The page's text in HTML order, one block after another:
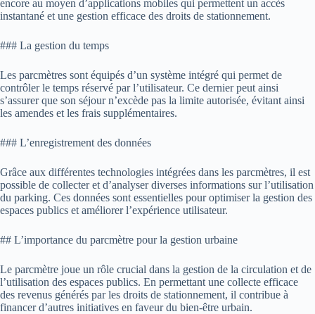
encore au moyen d’applications mobiles qui permettent un accès
instantané et une gestion efficace des droits de stationnement.
### La gestion du temps
Les parcmètres sont équipés d’un système intégré qui permet de
contrôler le temps réservé par l’utilisateur. Ce dernier peut ainsi
s’assurer que son séjour n’excède pas la limite autorisée, évitant ainsi
les amendes et les frais supplémentaires.
### L’enregistrement des données
Grâce aux différentes technologies intégrées dans les parcmètres, il est
possible de collecter et d’analyser diverses informations sur l’utilisation
du parking. Ces données sont essentielles pour optimiser la gestion des
espaces publics et améliorer l’expérience utilisateur.
## L’importance du parcmètre pour la gestion urbaine
Le parcmètre joue un rôle crucial dans la gestion de la circulation et de
l’utilisation des espaces publics. En permettant une collecte efficace
des revenus générés par les droits de stationnement, il contribue à
financer d’autres initiatives en faveur du bien-être urbain.